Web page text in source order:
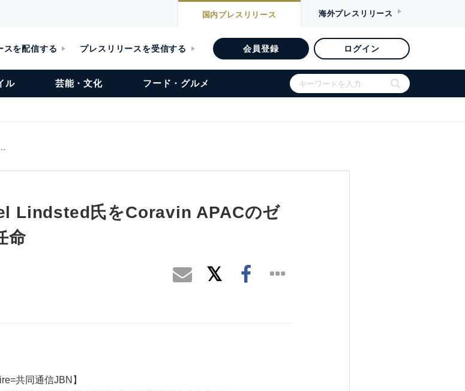
国内プレスリリース 海外プレスリリース
スを配信する プレスリリースを受信する 会員登録 ログイン
ル 芸能・文化 フード・グルメ
Lindsted氏をCoravin APACのゼ
命
共同通信JBN】